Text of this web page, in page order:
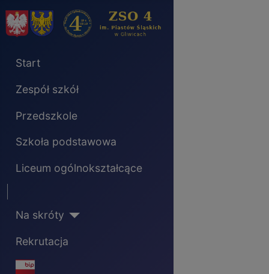
Start
Zespół szkół
Przedszkole
Szkoła podstawowa
Liceum ogólnokształcące
Na skróty
Rekrutacja
BIP - ikona